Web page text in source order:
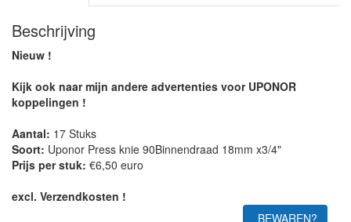
Beschrijving
Nieuw !
Kijk ook naar mijn andere advertenties voor UPONOR
koppelingen !
Aantal: 17 Stuks
Soort: Uponor Press knie 90Binnendraad 18mm x3/4"
Prijs per stuk: €6,50 euro
excl. Verzendkosten !
BEWAREN?